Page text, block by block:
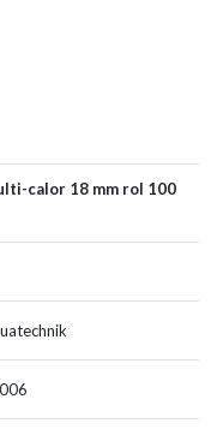
calor 18 mm rol 100